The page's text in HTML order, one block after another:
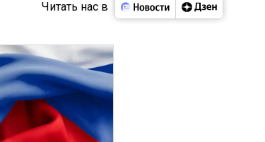
Читать нас в